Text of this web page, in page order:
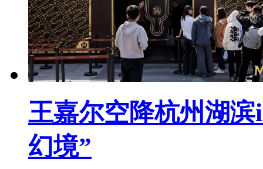
王嘉尔空降杭州湖
幻境”